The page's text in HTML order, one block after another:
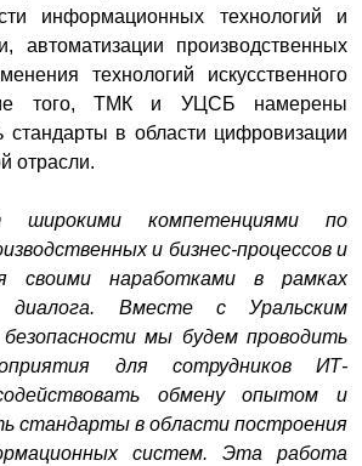
информационных технологий и
автоматизации производственных
технологий искусственного
того, ТМК и УЦСБ намерены
стандарты в области цифровизации
отрасли.
широкими компетенциями по
и бизнес-процессов и
своими наработками в рамках
диалога. Вместе с Уральским
мы будем проводить
для сотрудников ИТ-
обмену опытом и
стандарты в области построения
систем. Эта работа